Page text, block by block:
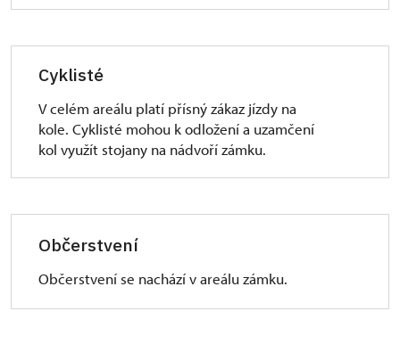
Cyklisté
V celém areálu platí přísný zákaz jízdy na
kole. Cyklisté mohou k odložení a uzamčení
kol využít stojany na nádvoří zámku.
Občerstvení
Občerstvení se nachází v areálu zámku.